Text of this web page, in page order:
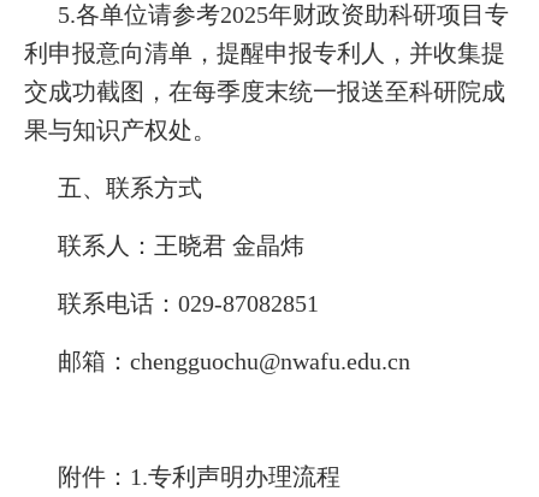
5.各单位请参考2025年财政资助科研项目专
利申报意向清单，提醒申报专利人，并收集提
交成功截图，在每季度末统一报送至科研院成
果与知识产权处。
五、联系方式
联系人：王晓君 金晶炜
联系电话：029-87082851
邮箱：chengguochu@nwafu.edu.cn
附件：1.专利声明办理流程